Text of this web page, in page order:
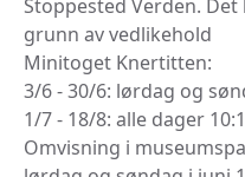
Stoppested Verden.
grunn av vedlikehold
Minitoget Knertitten:
3/6 - 30/6: lørdag og
1/7 - 18/8: alle dager
Omvisning i